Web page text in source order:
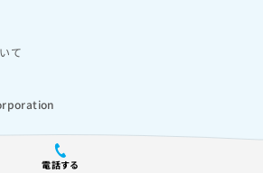
電話する
て